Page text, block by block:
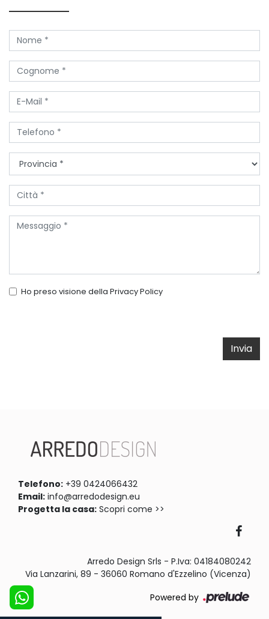
Ho preso visione della Privacy Policy
Invia
Telefono: +39 0424066432
Email: info@arredodesign.eu
Progetta la casa: Scopri come >>
Arredo Design Srls - P.Iva: 04184080242
Via Lanzarini, 89 - 36060 Romano d'Ezzelino (Vicenza)
Powered by